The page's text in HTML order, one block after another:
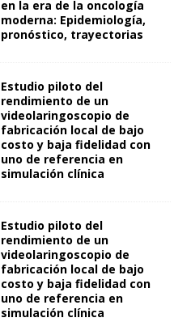
en la era de la oncología
moderna: Epidemiología,
pronóstico, trayectorias
Estudio piloto del
rendimiento de un
videolaringoscopio de
fabricación local de bajo
costo y baja fidelidad con
uno de referencia en
simulación clínica
Estudio piloto del
rendimiento de un
videolaringoscopio de
fabricación local de bajo
costo y baja fidelidad con
uno de referencia en
simulación clínica